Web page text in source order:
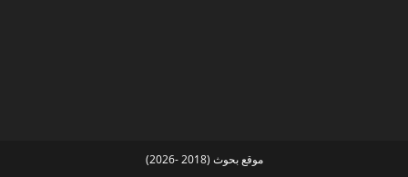
موقع بحوث (2018 -2026)